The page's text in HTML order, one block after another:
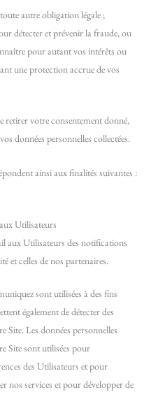
autre obligation légale ;
détecter et prévenir la fraude, ou
pour autant vos intérêts ou
une protection accrue de vos
votre consentement donné,
données personnelles collectées.
ainsi aux finalités suivantes :
Utilisateurs
aux Utilisateurs des notifications
et celles de nos partenaires.
sont utilisées à des fins
également de détecter des
Les données personnelles
Site sont utilisées pour
des Utilisateurs et pour
nos services et pour développer de